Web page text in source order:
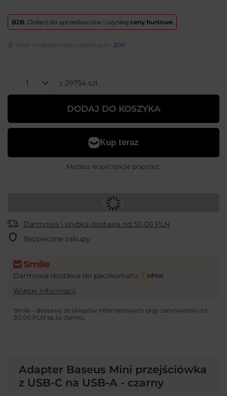
B2B: Dołącz do sprzedawców i uzyskaj ceny hurtowe
Ilość w opakowaniu zbiorczym:200
z 29754 szt.
DODAJ DO KOSZYKA
Możesz kupić także poprzez:
Darmowa i szybka dostawa od 50,00 PLN
Bezpieczne zakupy
Darmowa dostawa do paczkomatu
Więcej informacji
Smile - dostawy ze sklepów internetowych przy zamówieniu od
50,00 PLN są za darmo.
Adapter Baseus Mini przejściówka
z USB-C na USB-A - czarny